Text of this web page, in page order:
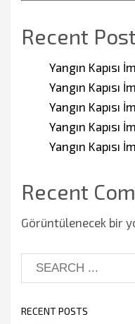
Recent
Yangın Kapısı
Yangın Kapısı
Yangın Kapısı
Yangın Kapısı
Yangın Kapısı
Recent
Görüntülenecek bir
RECENT POSTS